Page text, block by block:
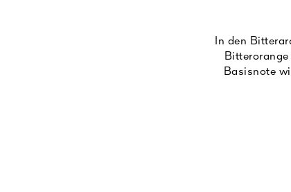
In den
Basisnote